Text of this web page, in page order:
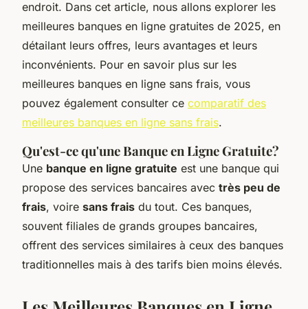
endroit. Dans cet article, nous allons explorer les
meilleures banques en ligne gratuites de 2025, en
détailant leurs offres, leurs avantages et leurs
inconvénients. Pour en savoir plus sur les
meilleures banques en ligne sans frais, vous
pouvez également consulter ce comparatif des
meilleures banques en ligne sans frais.
Qu'est-ce qu'une Banque en Ligne Gratuite?
Une banque en ligne gratuite est une banque qui
propose des services bancaires avec très peu de
frais, voire sans frais du tout. Ces banques,
souvent filiales de grands groupes bancaires,
offrent des services similaires à ceux des banques
traditionnelles mais à des tarifs bien moins élevés.